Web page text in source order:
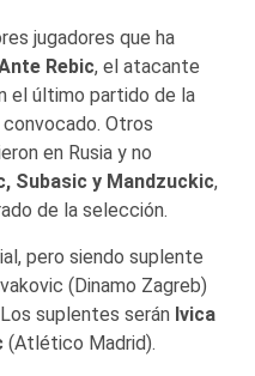
jugadores que ha
Rebic, el atacante
el último partido de la
Otros
en Rusia y no
Subasic y Mandzuckic,
de la selección.
pero siendo suplente
(Dinamo Zagreb)
suplentes serán Ivica
(Atlético Madrid).